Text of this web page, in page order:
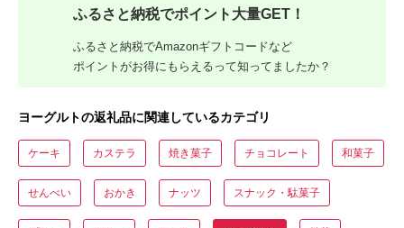
ふるさと納税でポイント大量GET！
ふるさと納税でAmazonギフトコードなど
ポイントがお得にもらえるって知ってましたか？
ヨーグルトの返礼品に関連しているカテゴリ
ケーキ カステラ 焼き菓子 チョコレート 和菓子
せんべい おかき ナッツ スナック・駄菓子